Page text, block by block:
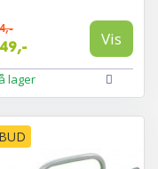
Vis
lager